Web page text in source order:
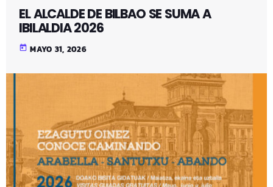
EL ALCALDE DE BILBAO SE SUMA A
IBILALDIA 2026
today MAYO 31, 2026